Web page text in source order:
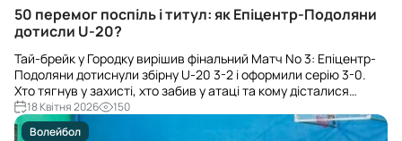
50 перемог поспіль і титул: як Епіцентр-Подоляни
дотисли U-20?
Тай-брейк у Городку вирішив фінальний Матч No 3: Епіцентр-
Подоляни дотиснули збірну U-20 3-2 і оформили серію 3-0.
Хто тягнув у захисті, хто забив у атаці та кому дісталися
індивідуальні призи — лише факти.
18 Квітня 2026
150
Волейбол